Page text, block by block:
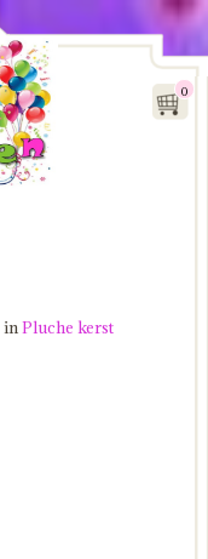
0
inPluche kerst